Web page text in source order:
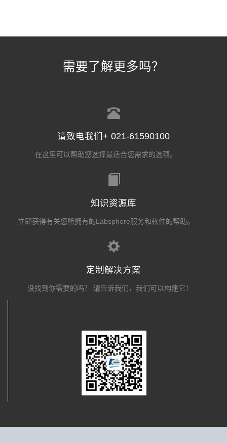
需要了解更多吗？
请致电我们+ 021-61590100
在这里可以帮助您选择最适合您需求的选项。
知识资源库
立即获得有关您所拥有的Labsphere服务和软件的帮助。
定制解决方案
没找到你需要的吗？ 请告诉我们，我们可以构建它！